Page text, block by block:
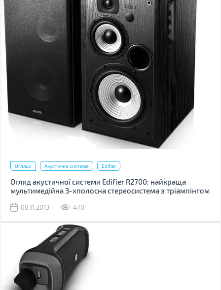
Огляди Акустична система Edifier
Огляд акустичної системи Edifier R2700: найкраща
мультимедійна 3-хполосна стереосистема з тріампінгом
08.11.2013 470